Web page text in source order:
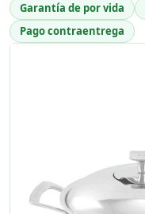
Garantía de por vida
Pago contraentrega